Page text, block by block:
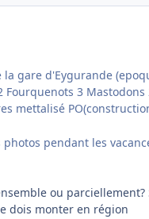
gare d'Eygurande
Fourquenots 3 Mastodons
mettalisé
pendant les
ou parciellement?
dois monter en région